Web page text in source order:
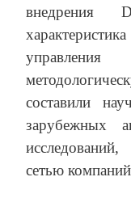
составили
зарубежных
сетью